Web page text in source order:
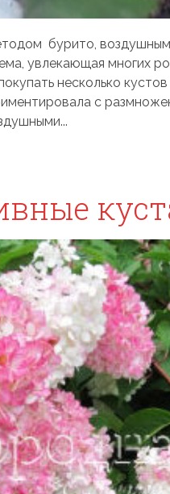
бурито,
увлекающая многих
несколько
с